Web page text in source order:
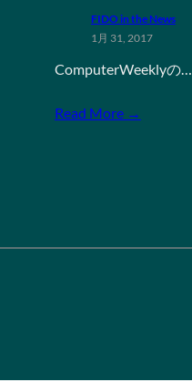
FIDO in the News
1月 31, 2017
ComputerWeeklyの…
Read More →